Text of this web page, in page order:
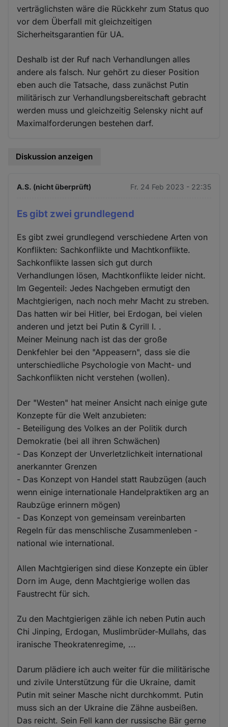
verträglichsten wäre die Rückkehr zum Status quo
vor dem Überfall mit gleichzeitigen
Sicherheitsgarantien für UA.
Deshalb ist der Ruf nach Verhandlungen alles
andere als falsch. Nur gehört zu dieser Position
eben auch die Tatsache, dass zunächst Putin
militärisch zur Verhandlungsbereitschaft gebracht
werden muss und gleichzeitig Selensky nicht auf
Maximalforderungen bestehen darf.
Diskussion anzeigen
A.S. (nicht überprüft) Fr. 24 Feb 2023 - 22:35
Es gibt zwei grundlegend
Es gibt zwei grundlegend verschiedene Arten von
Konflikten: Sachkonflikte und Machtkonflikte.
Sachkonflikte lassen sich gut durch
Verhandlungen lösen, Machtkonflikte leider nicht.
Im Gegenteil: Jedes Nachgeben ermutigt den
Machtgierigen, nach noch mehr Macht zu streben.
Das hatten wir bei Hitler, bei Erdogan, bei vielen
anderen und jetzt bei Putin & Cyrill I. .
Meiner Meinung nach ist das der große
Denkfehler bei den "Appeasern", dass sie die
unterschiedliche Psychologie von Macht- und
Sachkonflikten nicht verstehen (wollen).
Der "Westen" hat meiner Ansicht nach einige gute
Konzepte für die Welt anzubieten:
- Beteiligung des Volkes an der Politik durch
Demokratie (bei all ihren Schwächen)
- Das Konzept der Unverletzlichkeit international
anerkannter Grenzen
- Das Konzept von Handel statt Raubzügen (auch
wenn einige internationale Handelpraktiken arg an
Raubzüge erinnern mögen)
- Das Konzept von gemeinsam vereinbarten
Regeln für das menschlische Zusammenleben -
national wie international.
Allen Machtgierigen sind diese Konzepte ein übler
Dorn im Auge, denn Machtgierige wollen das
Faustrecht für sich.
Zu den Machtgierigen zähle ich neben Putin auch
Chi Jinping, Erdogan, Muslimbrüder-Mullahs, das
iranische Theokratenregime, ...
Darum plädiere ich auch weiter für die militärische
und zivile Unterstützung für die Ukraine, damit
Putin mit seiner Masche nicht durchkommt. Putin
muss sich an der Ukraine die Zähne ausbeißen.
Das reicht. Sein Fell kann der russische Bär gerne